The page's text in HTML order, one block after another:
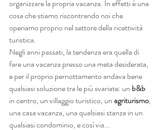
organizzare la propria vacanza. In effetti è una
cosa che stiamo riscontrando noi che
operiamo proprio nel settore della ricettività
turistica.
Negli anni passati, la tendenza era quella di
fare una vacanza presso una meta desiderata,
e per il proprio pernottamento andava bene
qualsiasi soluzione tra le più svariate: un b&b
in centro, un villaggio turistico, un agriturismo,
una casa vacanza, una qualsiasi stanza in un
qualsiasi condominio, e così via...